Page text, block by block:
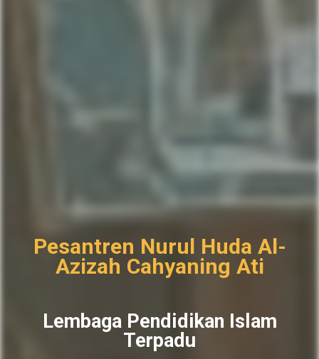
Pesantren Nurul Huda Al-
Azizah Cahyaning Ati
Lembaga Pendidikan Islam
Terpadu